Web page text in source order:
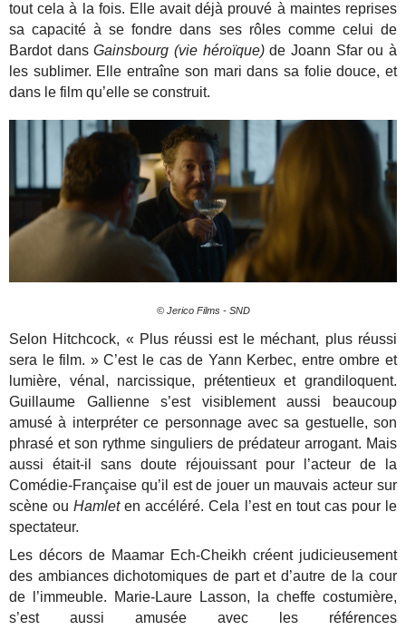
tout cela à la fois. Elle avait déjà prouvé à maintes reprises
sa capacité à se fondre dans ses rôles comme celui de
Bardot dansGainsbourg (vie héroïque)de Joann Sfar ou à
les sublimer. Elle entraîne son mari dans sa folie douce, et
dans le film qu’elle se construit.
© Jerico Films - SND
Selon Hitchcock, « Plus réussi est le méchant, plus réussi
sera le film. » C’est le cas de Yann Kerbec, entre ombre et
lumière, vénal, narcissique, prétentieux et grandiloquent.
Guillaume Gallienne s’est visiblement aussi beaucoup
amusé à interpréter ce personnage avec sa gestuelle, son
phrasé et son rythme singuliers de prédateur arrogant. Mais
aussi était-il sans doute réjouissant pour l’acteur de la
Comédie-Française qu’il est de jouer un mauvais acteur sur
scène ouHamleten accéléré. Cela l’est en tout cas pour le
spectateur.
Les décors de Maamar Ech-Cheikh créent judicieusement
des ambiances dichotomiques de part et d’autre de la cour
de l’immeuble. Marie-Laure Lasson, la cheffe costumière,
s’est aussi amusée avec les références